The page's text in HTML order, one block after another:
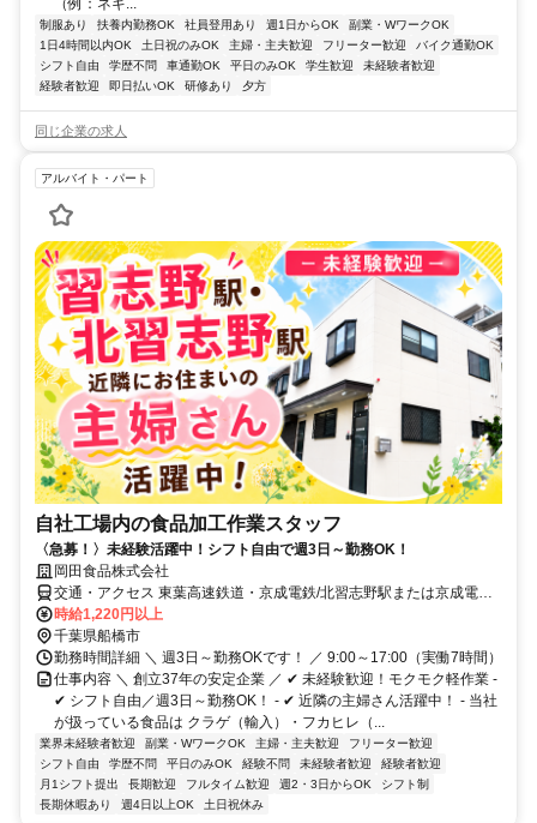
（例：ネギ...
制服あり 扶養内勤務OK 社員登用あり 週1日からOK
副業・WワークOK
1日4時間以内OK
土日祝のみOK 主婦・主夫歓迎 フリーター歓迎
バイク通勤OK
シフト自由
学歴不問 車通勤OK 平日のみOK 学生歓迎
未経験者歓迎
経験者歓迎
即日払いOK 研修あり 夕方
同じ企業の求人
アルバイト・パート
自社工場内の食品加工作業スタッフ
〈急募！〉未経験活躍中！シフト自由で週3日～勤務OK！
岡田食品株式会社
交通・アクセス 東葉高速鉄道・京成電鉄/北習志野駅または京成電鉄/
習志野駅より徒歩9分
時給1,220円以上
千葉県船橋市
勤務時間詳細 ＼ 週3日～勤務OKです！ ／ 9:00～17:00（実働7時間）
仕事内容 ＼ 創立37年の安定企業 ／ ✔ 未経験歓迎！モクモク軽作業 -
✔ シフト自由／週3日～勤務OK！ - ✔ 近隣の主婦さん活躍中！ - 当社
が扱っている食品は クラゲ（輸入）・フカヒレ（...
業界未経験者歓迎 副業・WワークOK 主婦・主夫歓迎
フリーター歓迎
シフト自由
学歴不問 平日のみOK 経験不問 未経験者歓迎
経験者歓迎
月1シフト提出
長期歓迎 フルタイム歓迎 週2・3日からOK
シフト制
長期休暇あり
週4日以上OK 土日祝休み